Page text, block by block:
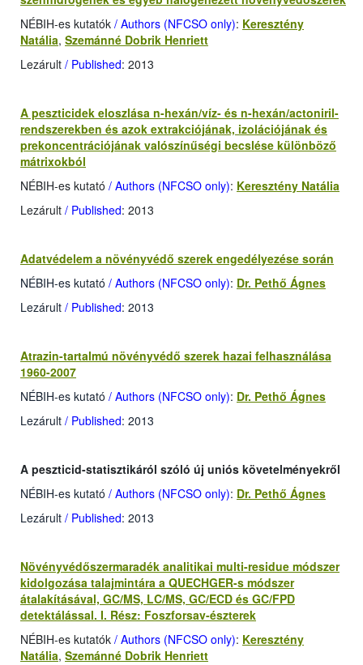
NÉBIH-es kutatók / Authors (NFCSO only): Keresztény
Natália, Szemánné Dobrik Henriett
Lezárult / Published: 2013
A peszticidek eloszlása n-hexán/víz- és n-hexán/actoniril-
rendszerekben és azok extrakciójának, izolációjának és
prekoncentrációjának valószínűségi becslése különböző
mátrixokból
NÉBIH-es kutató / Authors (NFCSO only): Keresztény Natália
Lezárult / Published: 2013
Adatvédelem a növényvédő szerek engedélyezése során
NÉBIH-es kutató / Authors (NFCSO only): Dr. Pethő Ágnes
Lezárult / Published: 2013
Atrazin-tartalmú növényvédő szerek hazai felhasználása
1960-2007
NÉBIH-es kutató / Authors (NFCSO only): Dr. Pethő Ágnes
Lezárult / Published: 2013
A peszticid-statisztikáról szóló új uniós követelményekről
NÉBIH-es kutató / Authors (NFCSO only): Dr. Pethő Ágnes
Lezárult / Published: 2013
Növényvédőszermaradék analitikai multi-residue módszer
kidolgozása talajmintára a QUECHGER-s módszer
átalakításával, GC/MS, LC/MS, GC/ECD és GC/FPD
detektálással. I. Rész: Foszforsav-észterek
NÉBIH-es kutatók / Authors (NFCSO only): Keresztény
Natália, Szemánné Dobrik Henriett